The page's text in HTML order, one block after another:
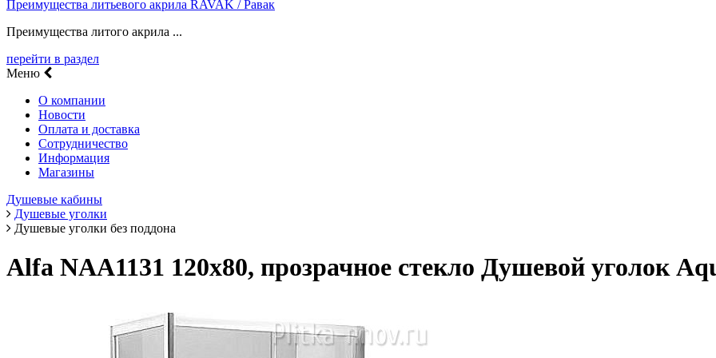
Преимущества литьевого акрила RAVAK / Равак
Преимущества литого акрила ...
перейти в раздел
Меню
О компании
Новости
Оплата и доставка
Сотрудничество
Информация
Магазины
Душевые кабины
Душевые уголки
Душевые уголки без поддона
Alfa NAA1131 120x80, прозрачное стекло Душевой уголок